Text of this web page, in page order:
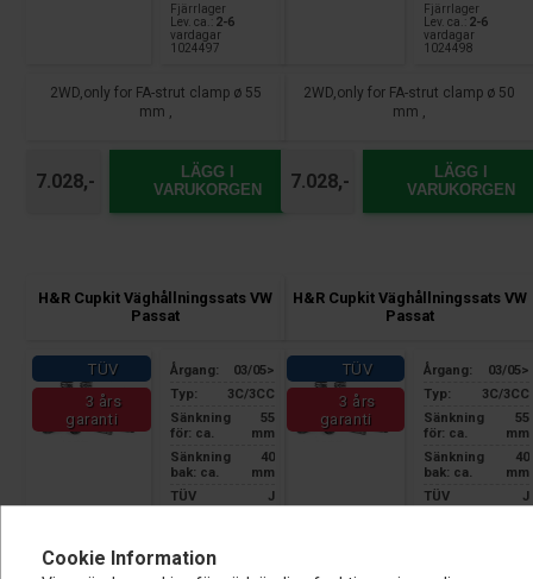
Cookie Information
Fjärrlager
Lev. ca.:
2-6
vardagar
1024497
2WD,only for FA-strut clamp ø 55
mm ,
7.028,-
LÄGG I
VARUKORGEN
Fjärrlager
Lev. ca.: 2-6
vardagar
1024498
2WD,only for FA-strut clamp ø 50
mm ,
7.028,-
LÄGG I
VARUKORGEN
H&R Cupkit Väghållningssats VW
Passat
TÜV
3 års
garanti
Årgang:
03/05>
Typ:
3C/3CC
Sänkning
för: ca.
55
mm
Sänkning
bak: ca.
40
mm
TÜV
certifiering:
J
a
endast hos
Nardocar
H&R Cupkit Väghållningssats VW
Passat
TÜV
3 års
garanti
Årgang:
03/05>
Typ:
3C/3CC
Sänkning
för: ca.
55
mm
Sänkning
bak: ca.
40
mm
TÜV
certifiering:
J
a